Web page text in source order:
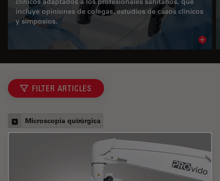
incluye opiniones de colegas, estudios de casos clínicos
y simposios.
FILTER ARTICLES
Microscopía quirúrgica